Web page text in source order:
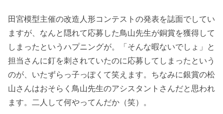
田宮模型主催の改造人形コンテストの発表を誌面でしてい
ますが、なんと隠れて応募した鳥山先生が銅賞を獲得して
しまったというハプニングが。「そんな暇ないでしょ」と
担当さんに釘を刺されていたのに応募してしまったという
のが、いたずらっ子っぽくて笑えます。ちなみに銀賞の松
山さんはおそらく鳥山先生のアシスタントさんだと思われ
ます。二人して何やってんだか（笑）。